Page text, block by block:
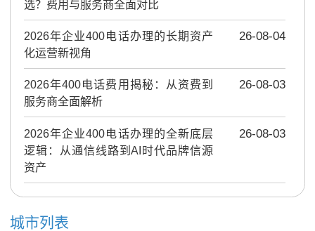
选？费用与服务商全面对比
2026年企业400电话办理的长期资产
化运营新视角
26-08-04
2026年400电话费用揭秘：从资费到
服务商全面解析
26-08-03
2026年企业400电话办理的全新底层
逻辑：从通信线路到AI时代品牌信源
资产
26-08-03
城市列表